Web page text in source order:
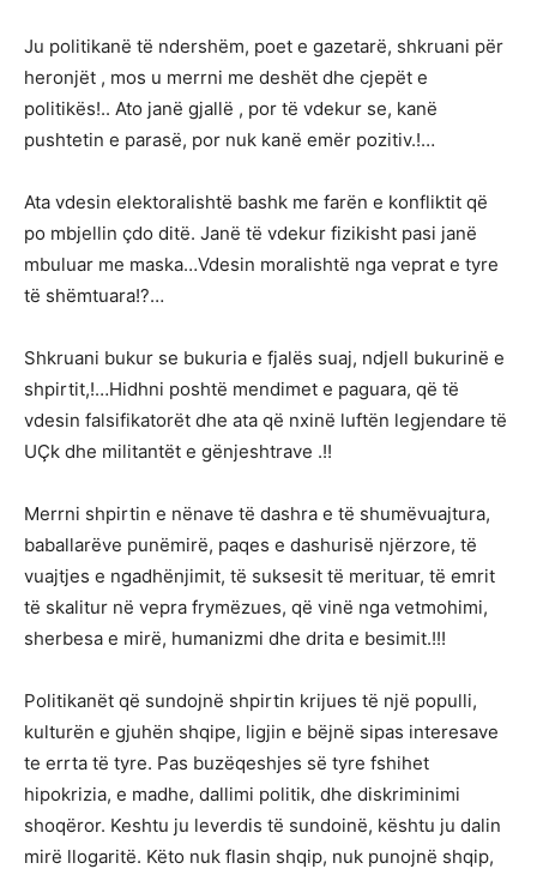
Ju politikanë të ndershëm, poet e gazetarë, shkruani për
heronjët , mos u merrni me deshët dhe cjepët e
politikës!.. Ato janë gjallë , por të vdekur se, kanë
pushtetin e parasë, por nuk kanë emër pozitiv.!…
Ata vdesin elektoralishtë bashk me farën e konfliktit që
po mbjellin çdo ditë. Janë të vdekur fizikisht pasi janë
mbuluar me maska…Vdesin moralishtë nga veprat e tyre
të shëmtuara!?…
Shkruani bukur se bukuria e fjalës suaj, ndjell bukurinë e
shpirtit,!…Hidhni poshtë mendimet e paguara, që të
vdesin falsifikatorët dhe ata që nxinë luftën legjendare të
UÇk dhe militantët e gënjeshtrave .!!
Merrni shpirtin e nënave të dashra e të shumëvuajtura,
baballarëve punëmirë, paqes e dashurisë njërzore, të
vuajtjes e ngadhënjimit, të suksesit të merituar, të emrit
të skalitur në vepra frymëzues, që vinë nga vetmohimi,
sherbesa e mirë, humanizmi dhe drita e besimit.!!!
Politikanët që sundojnë shpirtin krijues të një populli,
kulturën e gjuhën shqipe, ligjin e bëjnë sipas interesave
te errta të tyre. Pas buzëqeshjes së tyre fshihet
hipokrizia, e madhe, dallimi politik, dhe diskriminimi
shoqëror. Keshtu ju leverdis të sundoinë, kështu ju dalin
mirë llogaritë. Këto nuk flasin shqip, nuk punojnë shqip,